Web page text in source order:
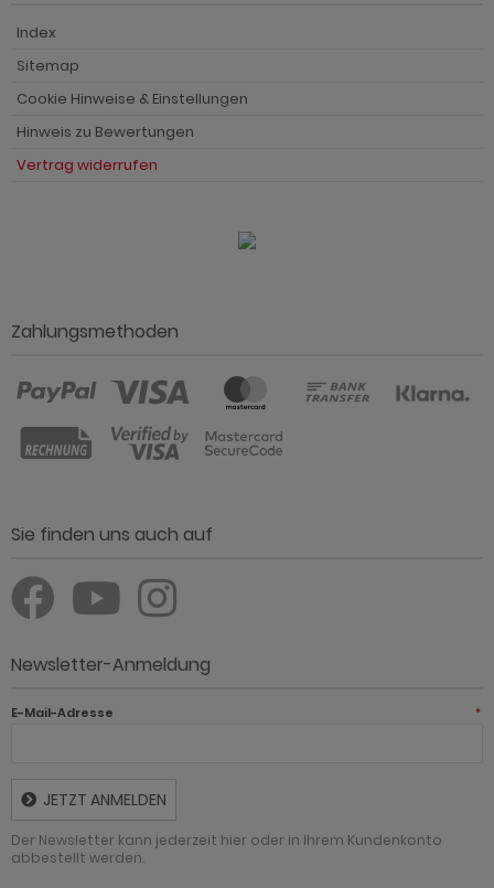
Index
Sitemap
Cookie Hinweise & Einstellungen
Hinweis zu Bewertungen
Vertrag widerrufen
Zahlungsmethoden
Sie finden uns auch auf
Newsletter-Anmeldung
E-Mail-Adresse *
JETZT ANMELDEN
Der Newsletter kann jederzeit hier oder in Ihrem Kundenkonto
abbestellt werden.